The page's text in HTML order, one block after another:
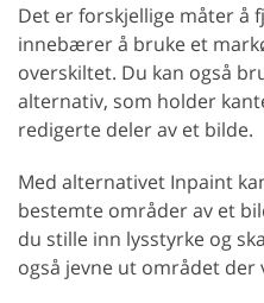
Det er forskjellige måter å
innebærer å bruke et
overskiltet. Du kan også
alternativ, som holder
redigerte deler av et bilde.
Med alternativet Inpaint
bestemte områder av et
du stille inn lysstyrke og
også jevne ut området